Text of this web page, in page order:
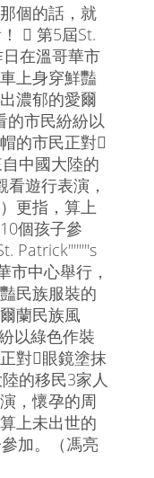
個的話，就
 第5屆St.
在溫哥華市
上身穿鮮豔
濃郁的愛爾
的市民紛紛以
的市民正對
中國大陸的
遊行表演，
更指，算上
個孩子參
Patrick''''''''s
市中心舉行，
民族服裝的
蘭民族風
以綠色作裝
對眼鏡塗抹
的移民3家人
，懷孕的周
上未出世的
加。（馮亮